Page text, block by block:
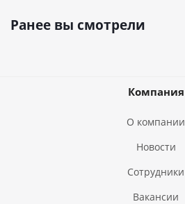
Ранее вы смотрели
Компания
О компании
Новости
Сотрудники
Вакансии